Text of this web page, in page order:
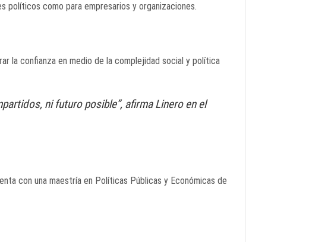
políticos como para empresarios y organizaciones.
la confianza en medio de la complejidad social y política
ni futuro posible”, afirma Linero en el
con una maestría en Políticas Públicas y Económicas de